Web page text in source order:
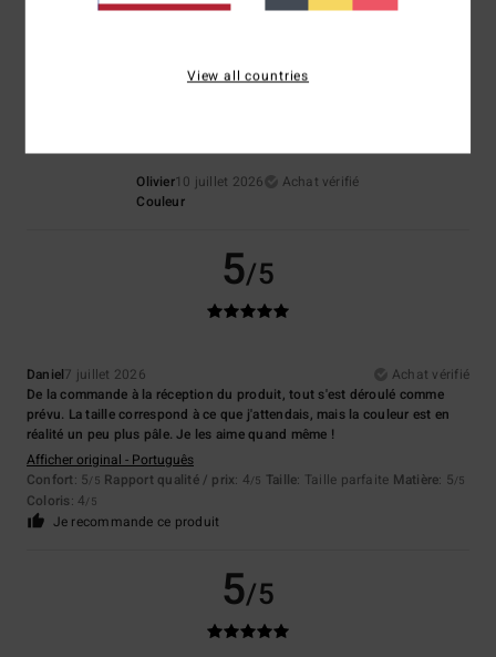
4/5
Olivier10 juillet 2026
Achat vérifié
Couleur
5/5
Daniel7 juillet 2026
Achat vérifié
De la commande à la réception du produit, tout s'est déroulé comme
prévu. La taille correspond à ce que j'attendais, mais la couleur est en
réalité un peu plus pâle. Je les aime quand même !
Afficher original - Português
Confort: 5/5 Rapport qualité / prix: 4/5 Taille: Taille parfaite Matière: 5/5
Coloris: 4/5
Je recommande ce produit
5/5
View all countries